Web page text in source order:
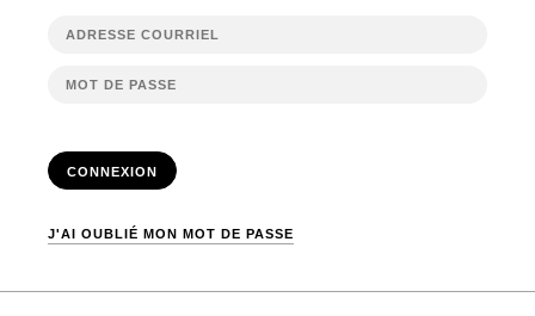
CONNEXION
J'AI OUBLIÉ MON MOT DE PASSE